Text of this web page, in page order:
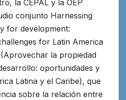
la CEPAL y la OEP
conjunto Harnessing
for development:
for Latin America
la propiedad
oportunidades y
Latina y el Caribe), que
sobre la relación entre